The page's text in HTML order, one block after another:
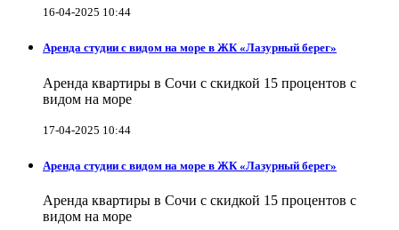
16-04-2025 10:44
Аренда студии с видом на море в ЖК «Лазурный берег»
Аренда квартиры в Сочи с скидкой 15 процентов с
видом на море
17-04-2025 10:44
Аренда студии с видом на море в ЖК «Лазурный берег»
Аренда квартиры в Сочи с скидкой 15 процентов с
видом на море